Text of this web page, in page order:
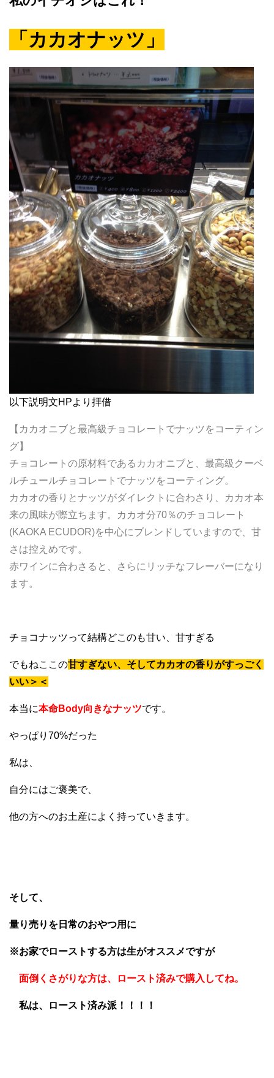
「カカオナッツ」
以下説明文HPより拝借
【カカオニブと最高級チョコレートでナッツをコーティン
グ】
チョコレートの原材料であるカカオニブと、最高級クーベ
ルチュールチョコレートでナッツをコーティング。
カカオの香りとナッツがダイレクトに合わさり、カカオ本
来の風味が際立ちます。カカオ分70％のチョコレート
(KAOKA ECUDOR)を中心にブレンドしていますので、甘
さは控えめです。
赤ワインに合わさると、さらにリッチなフレーバーになり
ます。
チョコナッツって結構どこのも甘い、甘すぎる
でもねここの甘すぎない、そしてカカオの香りがすっごく
いい＞＜
本当に本命Body向きなナッツです。
やっぱり70%だった
私は、
自分にはご褒美で、
他の方へのお土産によく持っていきます。
そして、
量り売りを日常のおやつ用に
※お家でローストする方は生がオススメですが
面倒くさがりな方は、ロースト済みで購入してね。
私は、ロースト済み派！！！！